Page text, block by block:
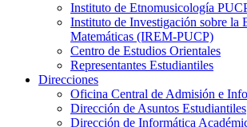
Instituto de Etnomusicología
Instituto de Investigación sobre la
Matemáticas (IREM-PUCP)
Centro de Estudios Orientales
Representantes Estudiantiles
Direcciones
Oficina Central de Admisión e
Dirección de Asuntos Estudiantiles
Dirección de Informática